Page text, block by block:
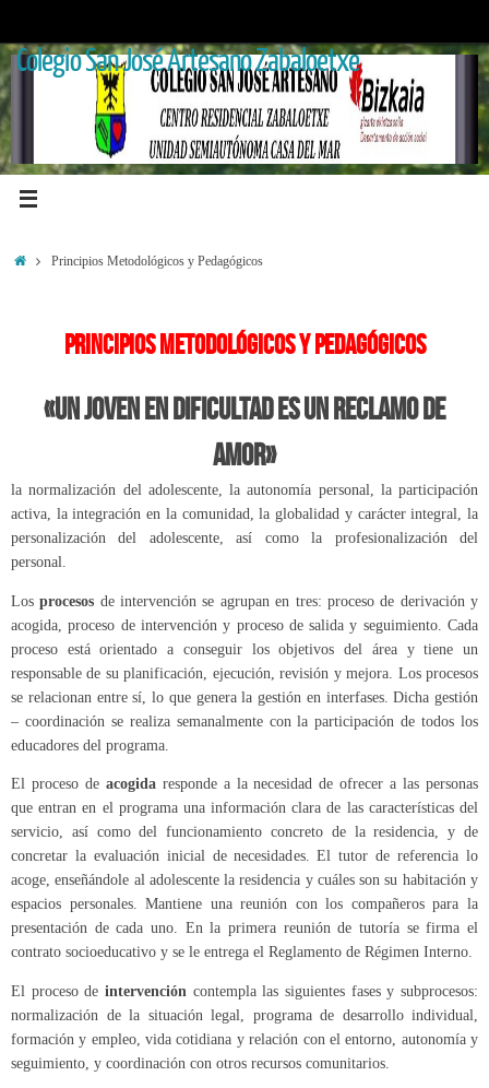
contenido
Colegio San José Artesano Zabaloetxe
InicioPrincipios Metodológicos y Pedagógicos
Principios metodológicos y pedagógicos
«Un joven en dificultad es un reclamo de
amor»
la normalización del adolescente, la autonomía personal, la participación
activa, la integración en la comunidad, la globalidad y carácter integral, la
personalización del adolescente, así como la profesionalización del
personal.
Losprocesos de intervención se agrupan en tres: proceso de derivación y
acogida, proceso de intervención y proceso de salida y seguimiento. Cada
proceso está orientado a conseguir los objetivos del área y tiene un
responsable de su planificación, ejecución, revisión y mejora. Los procesos
se relacionan entre sí, lo que genera la gestión en interfases. Dicha gestión
– coordinación se realiza semanalmente con la participación de todos los
educadores del programa.
El proceso de acogida responde a la necesidad de ofrecer a las personas
que entran en el programa una información clara de las características del
servicio, así como del funcionamiento concreto de la residencia, y de
concretar la evaluación inicial de necesidades. El tutor de referencia lo
acoge, enseñándole al adolescente la residencia y cuáles son su habitación y
espacios personales. Mantiene una reunión con los compañeros para la
presentación de cada uno. En la primera reunión de tutoría se firma el
contrato socioeducativo y se le entrega el Reglamento de Régimen Interno.
El proceso de intervención contempla las siguientes fases y subprocesos:
normalización de la situación legal, programa de desarrollo individual,
formación y empleo, vida cotidiana y relación con el entorno, autonomía y
seguimiento, y coordinación con otros recursos comunitarios.